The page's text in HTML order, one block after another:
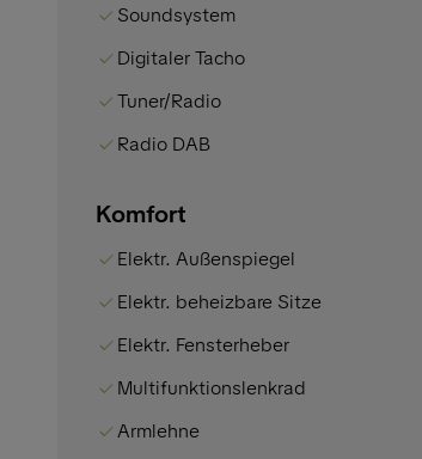
Soundsystem
Digitaler Tacho
Tuner/Radio
Radio DAB
Komfort
Elektr. Außenspiegel
Elektr. beheizbare Sitze
Elektr. Fensterheber
Multifunktionslenkrad
Armlehne